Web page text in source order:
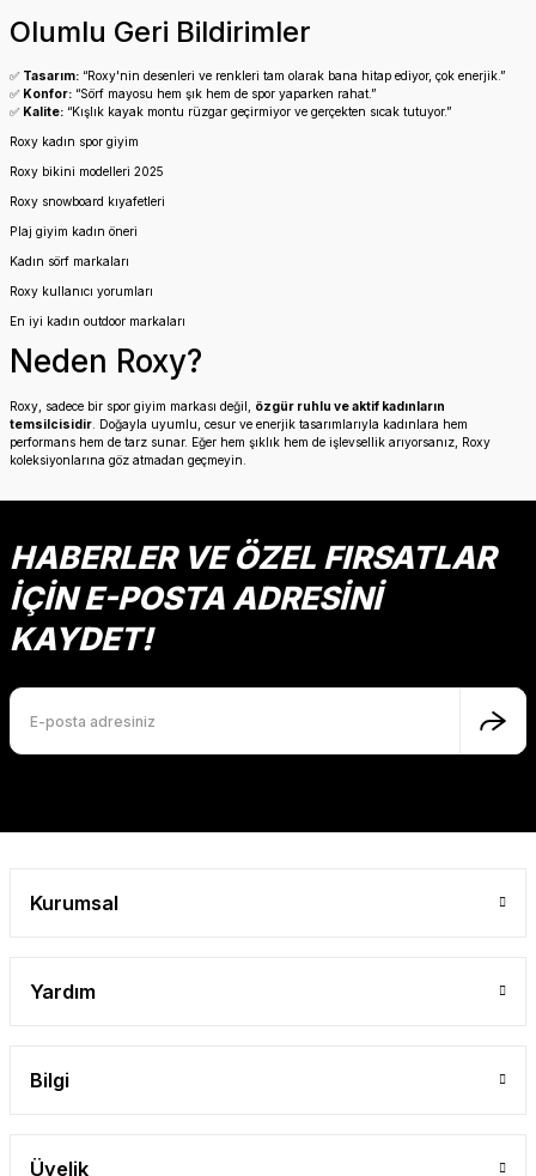
Olumlu Geri Bildirimler
✅ Tasarım: “Roxy'nin desenleri ve renkleri tam olarak bana hitap ediyor, çok enerjik.”
✅ Konfor: “Sörf mayosu hem şık hem de spor yaparken rahat.”
✅ Kalite: “Kışlık kayak montu rüzgar geçirmiyor ve gerçekten sıcak tutuyor.”
Roxy kadın spor giyim
Roxy bikini modelleri 2025
Roxy snowboard kıyafetleri
Plaj giyim kadın öneri
Kadın sörf markaları
Roxy kullanıcı yorumları
En iyi kadın outdoor markaları
Neden Roxy?
Roxy, sadece bir spor giyim markası değil, özgür ruhlu ve aktif kadınların
temsilcisidir . Doğayla uyumlu, cesur ve enerjik tasarımlarıyla kadınlara hem
performans hem de tarz sunar. Eğer hem şıklık hem de işlevsellik arıyorsanız, Roxy
koleksiyonlarına göz atmadan geçmeyin.
HABERLER VE ÖZEL FIRSATLAR
İÇİN E-POSTA ADRESİNİ
KAYDET!
Kurumsal
Yardım
Bilgi
Üyelik